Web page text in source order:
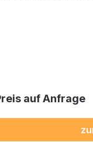
auf Anfrage